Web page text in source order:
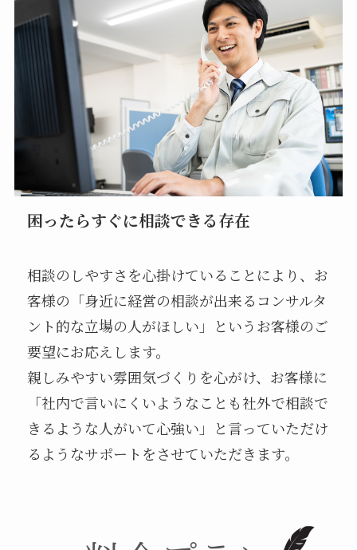
困ったらすぐに相談できる存在
相談のしやすさを心掛けていることにより、お
客様の「身近に経営の相談が出来るコンサルタ
ント的な立場の人がほしい」というお客様のご
要望にお応えします。
親しみやすい雰囲気づくりを心がけ、お客様に
「社内で言いにくいようなことも社外で相談で
きるような人がいて心強い」と言っていただけ
るようなサポートをさせていただきます。